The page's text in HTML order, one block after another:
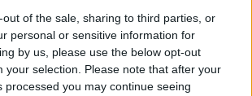
out of the sale, sharing to third parties, or
personal or sensitive information for
by us, please use the below opt-out
your selection. Please note that after your
processed you may continue seeing
és értesülj a friss hírekről a
is!
Követem